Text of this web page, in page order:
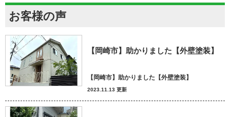
お客様の声
【岡崎市】助かりました【外壁塗装】
【岡崎市】助かりました【外壁塗装】
2023.11.13 更新